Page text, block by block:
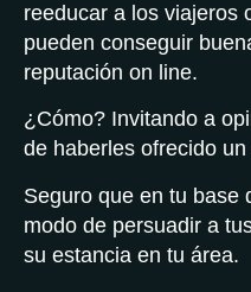
reeducar a los viajeros
pueden conseguir
reputación on line.
¿Cómo? Invitando a
de haberles ofrecido
Seguro que en tu base
modo de persuadir a
su estancia en tu área.